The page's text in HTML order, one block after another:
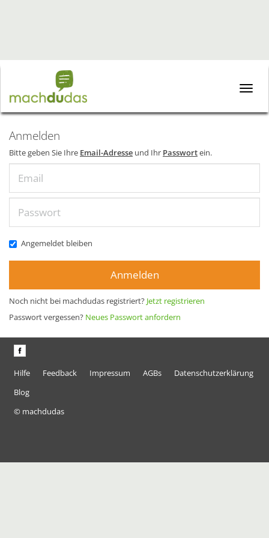
Toggle
Anmelden
Bitte geben Sie Ihre Email-Adresse und Ihr Passwortein.
Angemeldet bleiben
Anmelden
Noch nicht bei machdudas registriert? Jetzt registrieren
Passwort vergessen? Neues Passwort anfordern
Hilfe Feedback Impressum AGBs
Datenschutzerklärung
Blog
© machdudas